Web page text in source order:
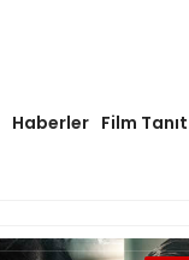
Haberler Film